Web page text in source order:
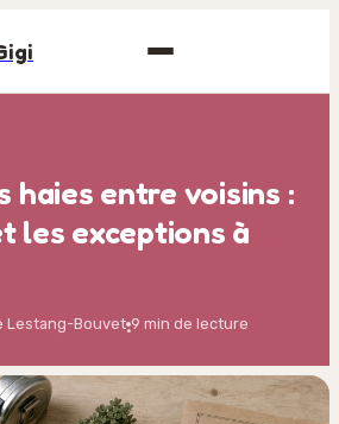
haies entre voisins :
les exceptions à
Lestang-Bouvet·9 min de lecture